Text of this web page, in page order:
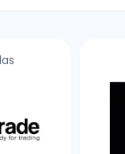
č, ć, š, đ,
grad